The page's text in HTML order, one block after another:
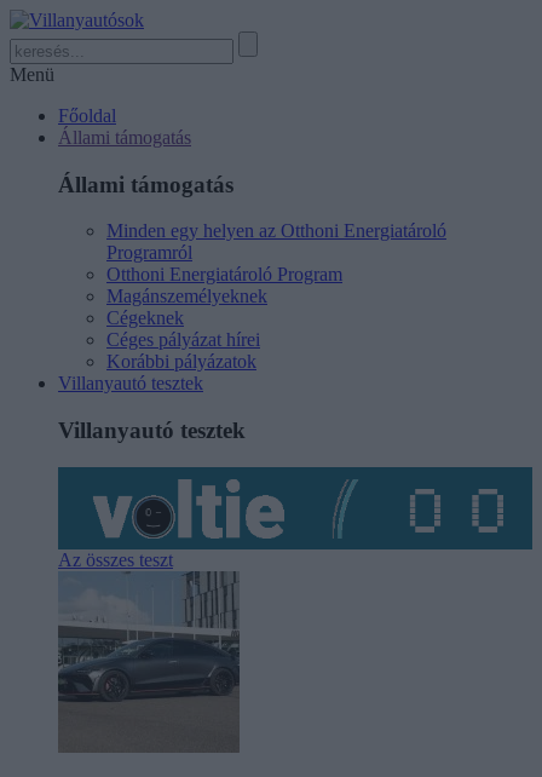
Menü
Főoldal
Állami támogatás
Állami támogatás
Minden egy helyen az Otthoni Energiatároló
Programról
Otthoni Energiatároló Program
Magánszemélyeknek
Cégeknek
Céges pályázat hírei
Korábbi pályázatok
Villanyautó tesztek
Villanyautó tesztek
Az összes teszt